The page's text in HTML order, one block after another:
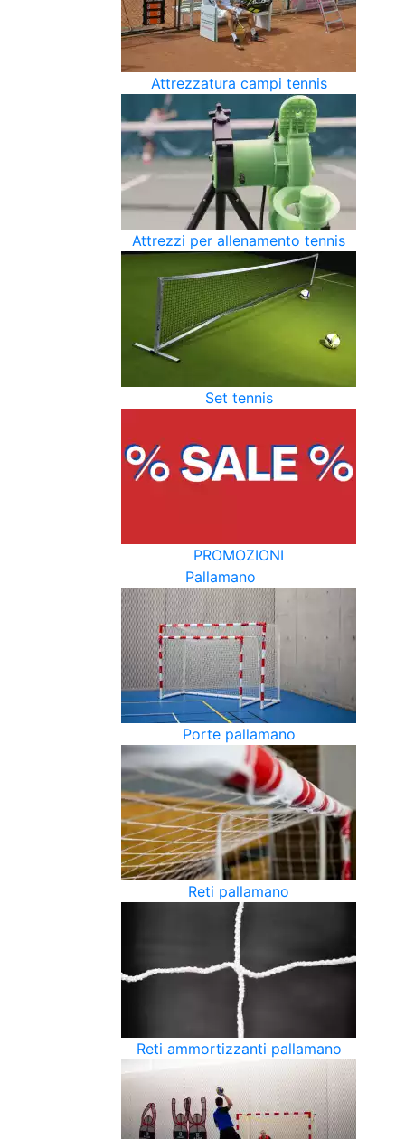
Attrezzatura campi tennis
Attrezzi per allenamento tennis
Set tennis
PROMOZIONI
Pallamano
Porte pallamano
Reti pallamano
Reti ammortizzanti pallamano